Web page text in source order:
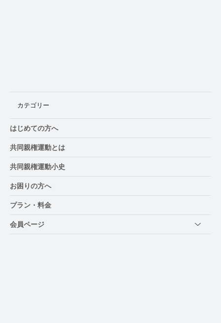
カテゴリー
はじめての方へ
共同親権運動とは
共同親権運動小史
お困りの方へ
プラン・料金
会員ページ